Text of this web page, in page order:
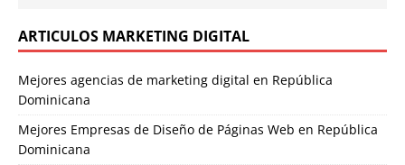
ARTICULOS MARKETING DIGITAL
Mejores agencias de marketing digital en República
Dominicana
Mejores Empresas de Diseño de Páginas Web en República
Dominicana